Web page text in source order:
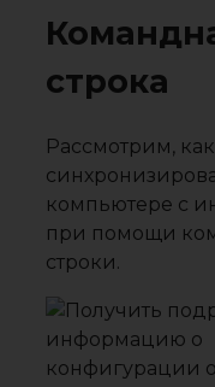
строка
Рассмотрим, как
компьютере с
при помощи
строки.